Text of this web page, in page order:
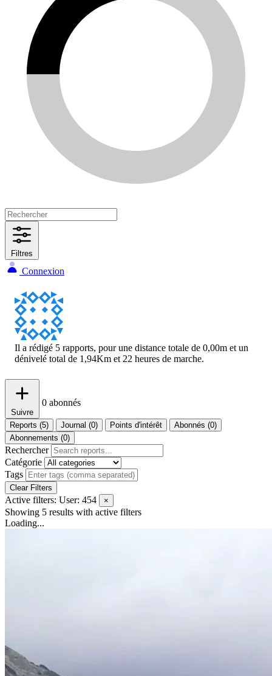
Filtres
Connexion
Il a rédigé 5 rapports, pour une distance totale de 0,00m et un
dénivelé total de 1,94Km et 22 heures de marche.
Suivre
0 abonnés
Reports (5) Journal (0) Points d'intérêt
Abonnés (0)
Abonnements (0)
Rechercher
Catégorie
Tags
Clear Filters
Active filters: User: 454 ×
Showing 5 results with active filters
Loading...